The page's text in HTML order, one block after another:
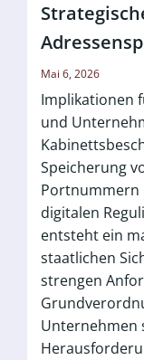
Mai 6, 2026
Implikationen
und
Speicherung
Portnummern
digitalen
entsteht ein
staatlichen
strengen
Unternehmen